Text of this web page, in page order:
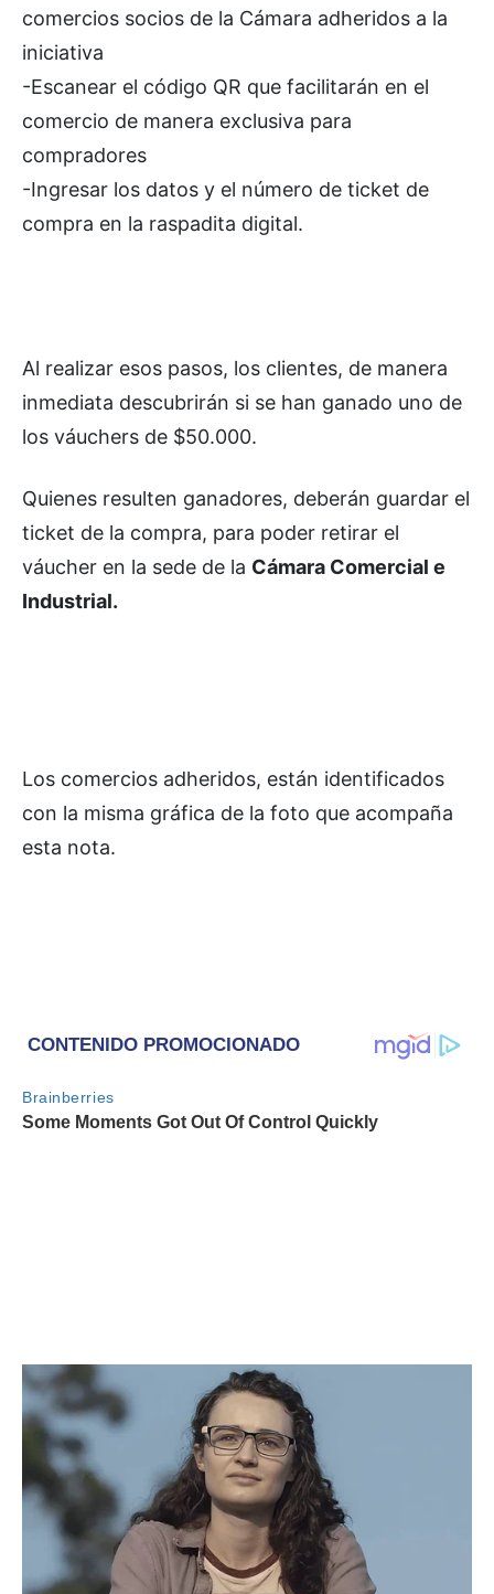
comercios socios de la Cámara adheridos a la
iniciativa
-Escanear el código QR que facilitarán en el
comercio de manera exclusiva para
compradores
-Ingresar los datos y el número de ticket de
compra en la raspadita digital.
Al realizar esos pasos, los clientes, de manera
inmediata descubrirán si se han ganado uno de
los váuchers de $50.000.
Quienes resulten ganadores, deberán guardar el
ticket de la compra, para poder retirar el
váucher en la sede de la Cámara Comercial e
Industrial.
Los comercios adheridos, están identificados
con la misma gráfica de la foto que acompaña
esta nota.